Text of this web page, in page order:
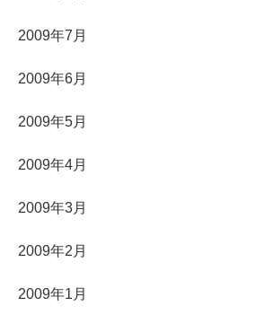
2009年7月
2009年6月
2009年5月
2009年4月
2009年3月
2009年2月
2009年1月